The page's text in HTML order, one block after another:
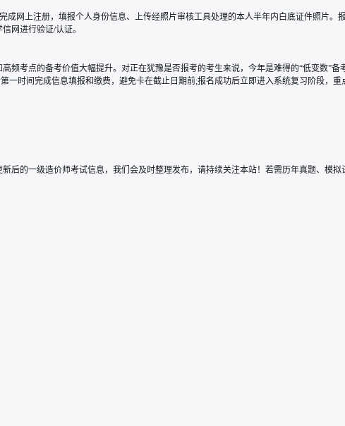
成网上注册，填报个人身份信息、上传经照片审核工具处理的本人半年内白底证件照片
网进行验证/认证。
考点的备考价值大幅提升。对正在犹豫是否报考的考生来说，今年是难得的“低变数”备
时间完成信息填报和缴费，避免卡在截止日期前;报名成功后立即进入系统复习阶段，
后的一级造价师考试信息，我们会及时整理发布，请持续关注本站！ 若需历年真题、模拟